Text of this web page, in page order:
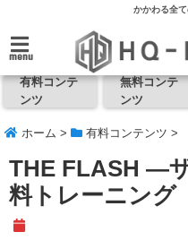
かかわる全て
menu
有料コンテ
ンツ
無料コンテ
ンツ
ホーム > 有料コンテンツ >
THE FLASH ―
料トレーニング